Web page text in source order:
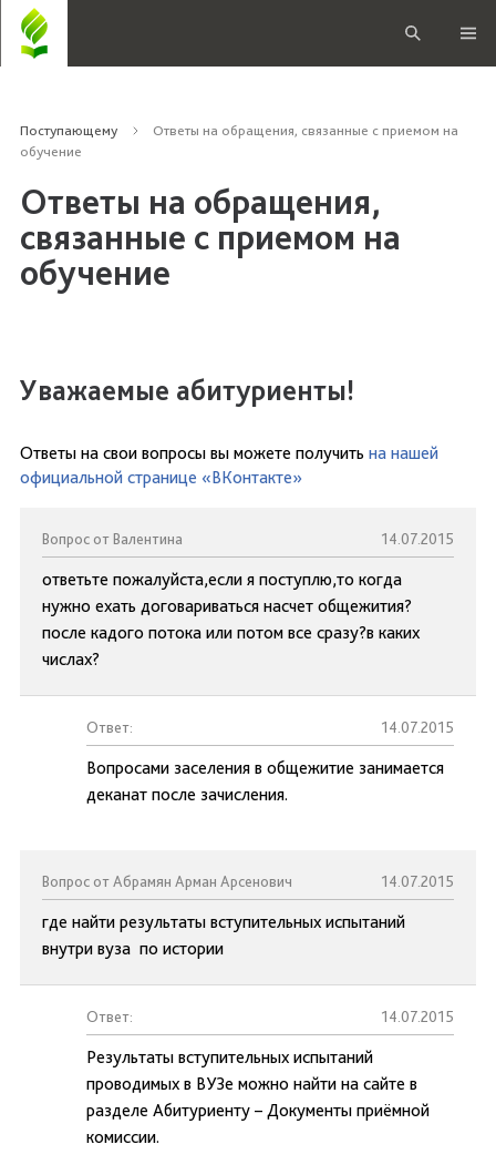
Поступающему
Ответы на обращения, связанные с приемом на
обучение
Ответы на обращения,
связанные с приемом на
обучение
Уважаемые абитуриенты!
Ответы на свои вопросы вы можете получить на нашей
официальной странице «ВКонтакте»
Вопрос от Валентина 14.07.2015
ответьте пожалуйста,если я поступлю,то когда
нужно ехать договариваться насчет общежития?
после кадого потока или потом все сразу?в каких
числах?
Ответ: 14.07.2015
Вопросами заселения в общежитие занимается
деканат после зачисления.
Вопрос от Абрамян Арман Арсенович 14.07.2015
где найти результаты вступительных испытаний
внутри вуза по истории
Ответ: 14.07.2015
Результаты вступительных испытаний
проводимых в ВУЗе можно найти на сайте в
разделе Абитуриенту – Документы приёмной
комиссии.